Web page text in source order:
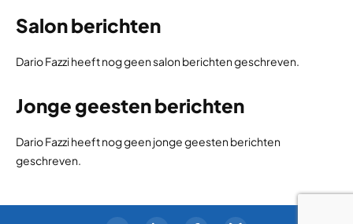
Salon berichten
Dario Fazzi heeft nog geen salon berichten geschreven.
Jonge geesten berichten
Dario Fazzi heeft nog geen jonge geesten berichten
geschreven.